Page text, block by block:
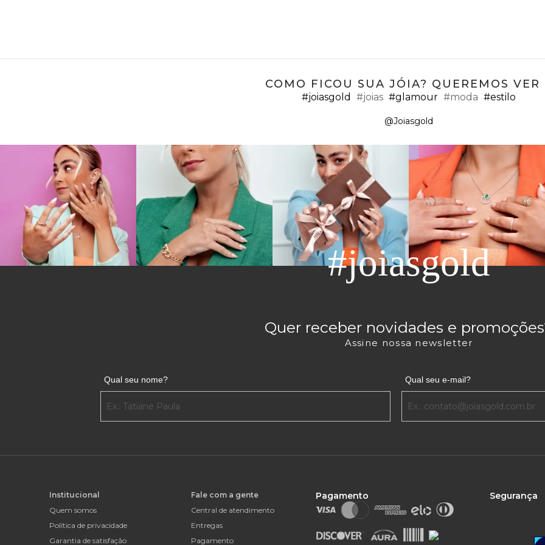
COMO FICOU SUA JÓIA? QUEREMOS VER
#joiasgold #joias #glamour #moda #estilo
@Joiasgold
#joiasgold
Quer receber novidades e
Assine nossa newsletter
Qual seu nome? Qual seu e-mail?
Institucional
Quem somos
Política de privacidade
Garantia de satisfação
Fale com a gente
Central de atendimento
Entregas
Pagamento
Pagamento Segurança